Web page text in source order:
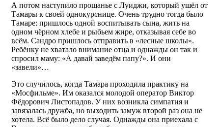
А потом наступило прощанье с Луиджи, который ушёл от
Тамары к своей однокурснице. Очень трудно тогда было
Тамаре: пришлось одной воспитывать сына, жить на
одном чёрном хлебе и рыбьем жире, отказывая себе во
всём. Сандро пришлось отправить в «лесные школы».
Ребёнку не хватало внимание отца и однажды он так и
спросил маму: «А давай заведём папу?». И они
«завели»…
Это случилось, когда Тамара проходила практику на
«Мосфильме». Им оказался молодой оператор Виктор
Фёдорович Листопадов. У них возникла симпатия и
завязалась дружба, но выходить замуж второй раз она не
хотела. Всё было дело случая. Однажды она приехала с